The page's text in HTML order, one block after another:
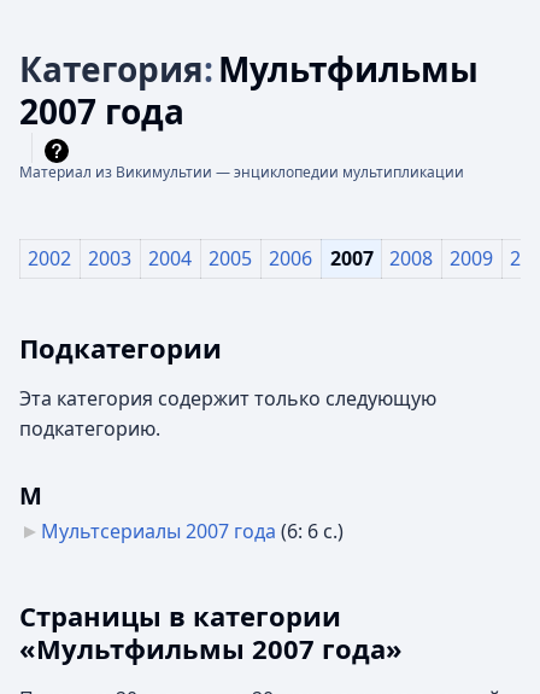
Категория:Мультфильмы
2007 года
Материал из Викимультии — энциклопедии мультипликации
2002 2003 2004 2005 2006 2007 2008 2009
Подкатегории
Эта категория содержит только следующую
подкатегорию.
М
Мультсериалы 2007 года (6: 6 с.)
Страницы в категории
«Мультфильмы 2007 года»